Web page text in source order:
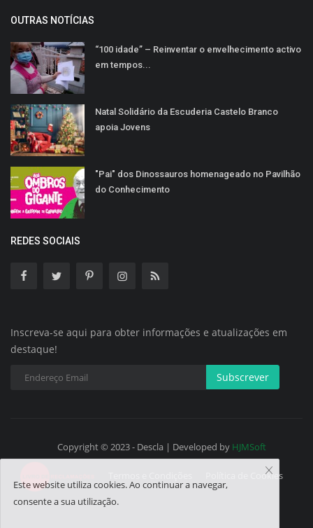
OUTRAS NOTÍCIAS
“100 idade” – Reinventar o envelhecimento activo
em tempos...
Natal Solidário da Escuderia Castelo Branco
apoia Jovens
"Pai" dos Dinossauros homenageado no Pavilhão
do Conhecimento
REDES SOCIAIS
Inscreva-se aqui para obter informações e atualizações em
destaque!
Subscrever
Copyright © 2023 - Descla | Developed by HJMSoft
Política de Cookies
Este website utiliza cookies. Ao continuar a navegar,
consente a sua utilização.